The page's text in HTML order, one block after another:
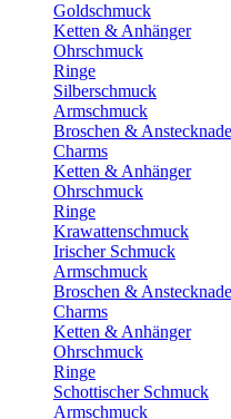
Goldschmuck
Ketten & Anhänger
Ohrschmuck
Ringe
Silberschmuck
Armschmuck
Broschen &
Charms
Ketten & Anhänger
Ohrschmuck
Ringe
Krawattenschmuck
Irischer Schmuck
Armschmuck
Broschen &
Charms
Ketten & Anhänger
Ohrschmuck
Ringe
Schottischer Schmuck
Armschmuck